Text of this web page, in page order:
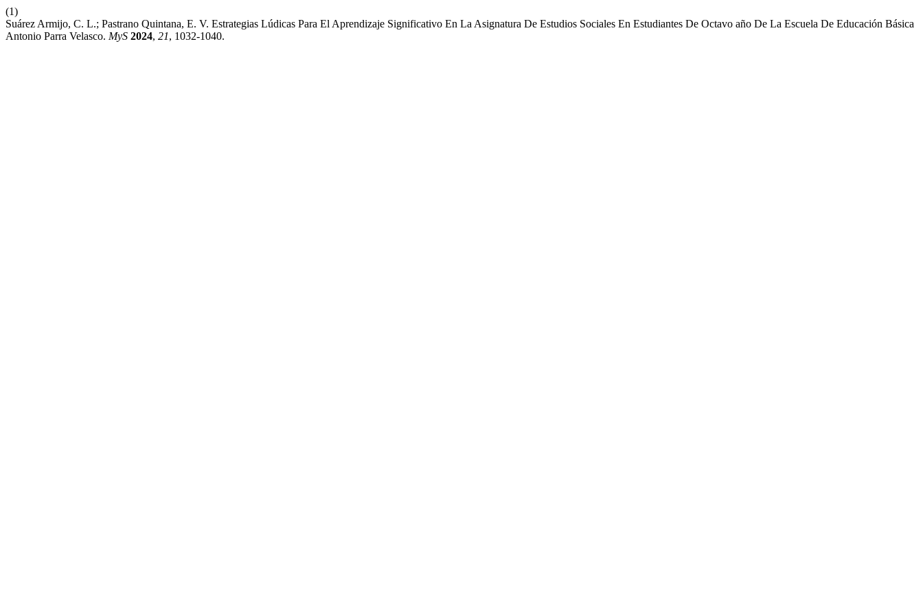
(1)
Suárez Armijo, C. L.; Pastrano Quintana, E. V. Estrategias Lúdicas Para El Aprendizaje Significativo En La Asignatura De Estudios Sociales En Estudiantes De Octavo año De La Escuela De Educación Básica
Antonio Parra Velasco. MyS 2024, 21, 1032-1040.